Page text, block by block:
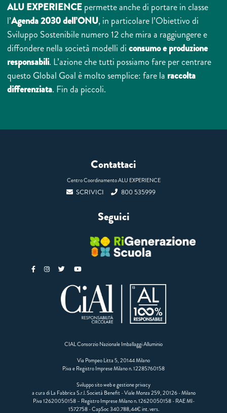
ALU EXPERIENCEpermette anche di portare in classe
l’Agenda 2030 dell’ONU, in particolare l’Obiettivo di
Sviluppo Sostenibile numero 12 che mira a raggiungere e
diffondere nella società modelli diconsumo e produzione
responsabili. L’azione che tutti possiamo fare per centrare
questo Global Goal è molto semplice: fare la raccolta
differenziata. Fin da piccoli.
Contattaci
Centro Coordinamento ALU EXPERIENCE
SCRIVICI 800 535999
Seguici
CIAL Consorzio Nazionale Imballaggi Alluminio
Via Pompeo Litta 5, 20144 Milano
P.iva e Registro Imprese Milano n. 12285760158
Sviluppo sito web e gestione privacy
a cura di La Fabbrica S.r.l. Società Benefit - Viale Monza 259, 20126 - Milano
P.iva 12620050158 – Registro Imprese Milano n. 12620050158 - RAE MI-
1572758 - CapSoc 340.788,44€ int. vers.